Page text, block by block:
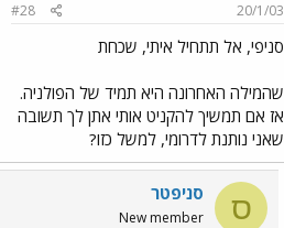
20/1/03
#28
סניפי, אל תתחיל איתי, שכחת
שהמילה האחרונה היא תמיד של הפולניה.
אז אם תמשיך להקניט אותי אתן לך תשובה
שאני נותנת לדרומי, למשל כזו?
ס סניפטר
New member